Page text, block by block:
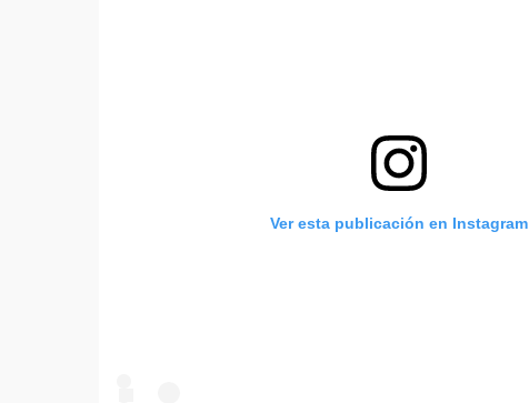
Ver esta publicación en Instagram